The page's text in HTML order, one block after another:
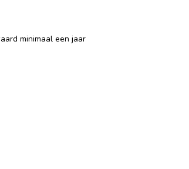
minimaal een jaar